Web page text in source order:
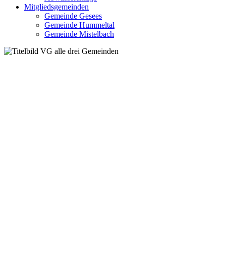
Mitgliedsgemeinden
Gemeinde Gesees
Gemeinde Hummeltal
Gemeinde Mistelbach